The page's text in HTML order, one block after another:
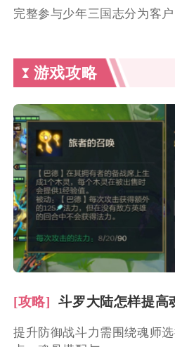
游戏攻略
[攻略]
提升防御战斗力需围绕魂师